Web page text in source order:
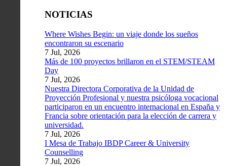
NOTICIAS
Where Wishes Begin: un viaje donde los sueños
encontraron su escenario
7 Jul, 2026
Más de 100 proyectos brillaron en el STEM/STEAM
Day
7 Jul, 2026
Nuestra Directora Corporativa de la Unidad de
Proyección Profesional y nuestra psicóloga vocacional
participaron en un encuentro internacional en España y
Francia sobre orientación para la elección de carrera y
universidad.
7 Jul, 2026
I Mesa de Trabajo IBDP Career & University
Counselling
7 Jul, 2026